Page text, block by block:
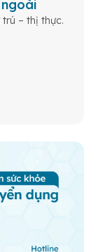
– thị thực.